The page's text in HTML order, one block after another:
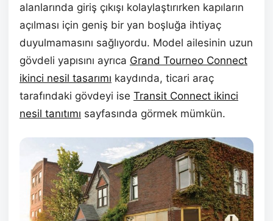
alanlarında giriş çıkışı kolaylaştırırken kapıların
açılması için geniş bir yan boşluğa ihtiyaç
duyulmamasını sağlıyordu. Model ailesinin uzun
gövdeli yapısını ayrıca Grand Tourneo Connect
ikinci nesil tasarımı kaydında, ticari araç
tarafındaki gövdeyi ise Transit Connect ikinci
nesil tanıtımı sayfasında görmek mümkün.